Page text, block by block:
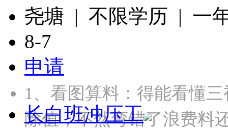
尧塘 | 不限学历 | 一
8-7
申请
1、‌看图算料‌：得能看懂
除值，不然弯错了浪费
长白班冲压工